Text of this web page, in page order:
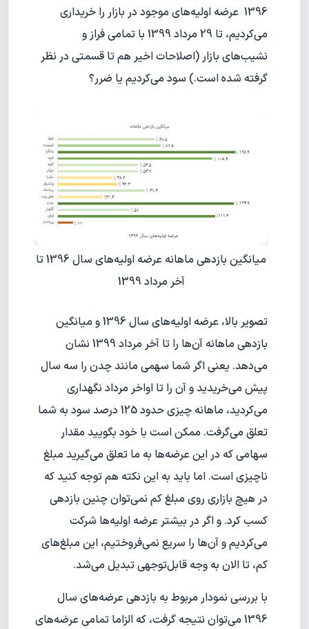
1396 عرضه اولیه‌های موجود در بازار را خریداری
می‌کردیم، تا 29 مرداد 1399 با تمامی فراز و
نشیب‌های بازار (اصلاحات اخیر هم تا قسمتی در نظر
گرفته شده است.) سود می‌کردیم یا ضرر؟
میانگین بازدهی ماهانه عرضه اولیه‌های سال 1396 تا
آخر مرداد 1399
تصویر بالا، عرضه اولیه‌های سال 1396 و میانگین
بازدهی ماهانه آن‌ها را تا آخر مرداد 1399 نشان
می‌دهد. یعنی اگر شما سهمی مانند چدن را سه سال
پیش می‌خریدید و آن را تا اواخر مرداد نگهداری
می‌کردید، ماهانه چیزی حدود 125 درصد سود به شما
تعلق می‌گرفت. ممکن است با خود بگویید مقدار
سهامی که در این عرضه‌ها به ما تعلق می‌گیرید مبلغ
ناچیزی است. اما باید به این نکته هم توجه کنید که
در هیچ بازاری روی مبلغ کم نمی‌توان چنین بازدهی
کسب کرد. و اگر در بیشتر عرضه اولیه‌ها شرکت
می‌کردیم و آن‌ها را سریع نمی‌فروختیم، این مبلغ‌های
کم، تا الان به وجه قابل‌توجهی تبدیل می‌شد.
با بررسی نمودار مربوط به بازدهی عرضه‌های سال
1396 می‌توان نتیجه گرفت، که الزاما تمامی عرضه‌های